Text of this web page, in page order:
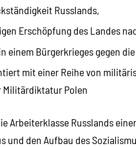
Russlands,
Erschöpfung des Landes
einem Bürgerkrieges gegen
mit einer Reihe von
Militärdiktatur Polen
Arbeiterklasse Russlands
und den Aufbau des